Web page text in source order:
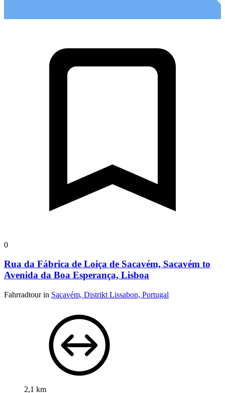
0
Rua da Fábrica de Loiça de Sacavém, Sacavém to
Avenida da Boa Esperança, Lisboa
Fahrradtour in Sacavém, Distrikt Lissabon, Portugal
2,1 km